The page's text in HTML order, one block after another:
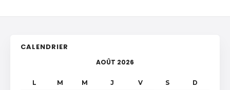
CALENDRIER
AOÛT 2026
L M M J V S D